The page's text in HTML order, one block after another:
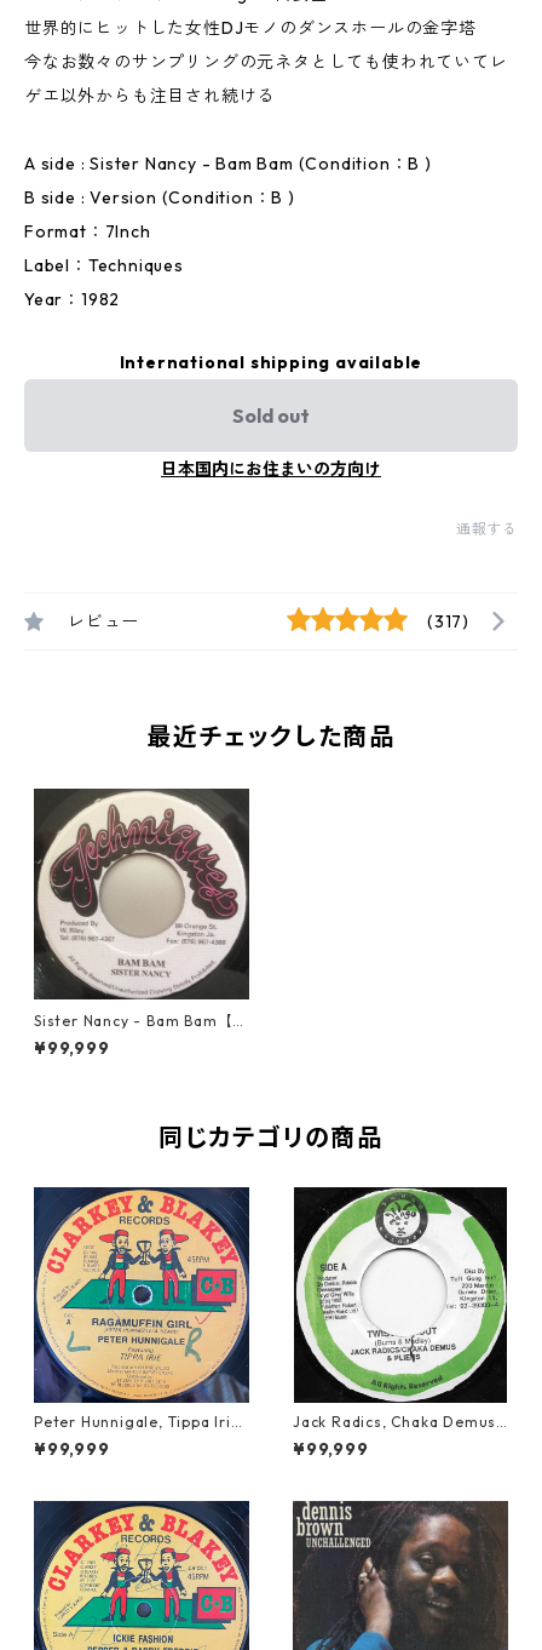
世界的にヒットした女性DJモノのダンスホールの金字塔
今なお数々のサンプリングの元ネタとしても使われていてレ
ゲエ以外からも注目され続ける
A side : Sister Nancy - Bam Bam (Condition：B )
B side : Version (Condition：B )
Format：7Inch
Label：Techniques
Year：1982
International shipping available
Sold out
日本国内にお住まいの方向け
通報する
レビュー (317)
最近チェックした商品
Sister Nancy - Bam Bam【7-
21723】
¥99,999
同じカテゴリの商品
Peter Hunnigale, Tippa Irie
- Raggamuffin Girl【12-50
045】
¥99,999
Jack Radics, Chaka Demus
& Pliers - Twist And Shout
【7-21830】
¥99,999